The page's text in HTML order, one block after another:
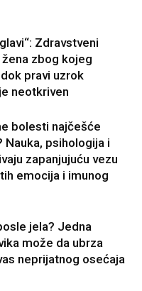
Zdravstveni
zbog kojeg
pravi uzrok
neotkriven
bolesti najčešće
Nauka, psihologija i
zapanjujuću vezu
emocija i imunog
jela? Jedna
može da ubrza
neprijatnog osećaja